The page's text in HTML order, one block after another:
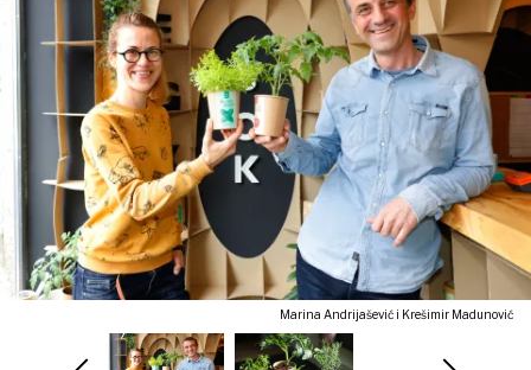
Marina Andrijašević i Krešimir Madunović